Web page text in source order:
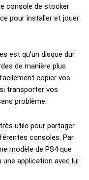
console de stocker
pour installer et jouer
est qu’un disque dur
de manière plus
copier vos
transporter vos
problème.
utile pour partager
consoles. Par
modèle de PS4 que
application avec lui